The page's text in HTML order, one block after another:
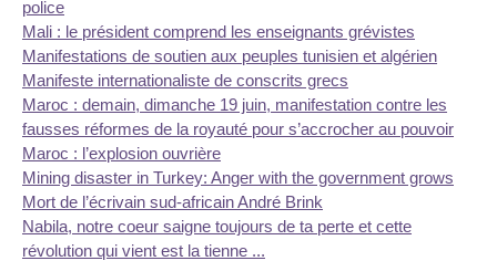
police
Mali : le président comprend les enseignants grévistes
Manifestations de soutien aux peuples tunisien et algérien
Manifeste internationaliste de conscrits grecs
Maroc : demain, dimanche 19 juin, manifestation contre les
fausses réformes de la royauté pour s’accrocher au pouvoir
Maroc : l’explosion ouvrière
Mining disaster in Turkey: Anger with the government grows
Mort de l’écrivain sud-africain André Brink
Nabila, notre coeur saigne toujours de ta perte et cette
révolution qui vient est la tienne ...